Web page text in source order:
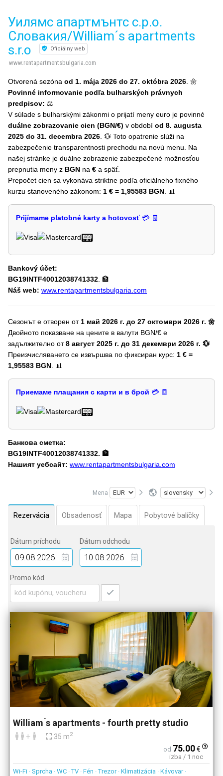
Уилямс апартмънтс с.р.о.
Словакия/William´s apartments
s.r.o
Oficiálny web
www.rentapartmentsbulgaria.com
Otvorená sezóna od 1. mája 2026 do 27. októbra 2026 . 🌼
Povinné informovanie podľa bulharských právnych
predpisov: ⚖️
V súlade s bulharskými zákonmi o prijatí meny euro je povinné
duálne zobrazovanie cien (BGN/€) v období od 8. augusta
2025 do 31. decembra 2026 . 💱 Toto opatrenie slúži na
zabezpečenie transparentnosti prechodu na novú menu. Na
našej stránke je duálne zobrazenie zabezpečené možnosťou
prepnutia meny z BGN na € a späť.
Prepočet cien sa vykonáva striktne podľa oficiálneho fixného
kurzu stanoveného zákonom: 1 € = 1,95583 BGN . 📊
Prijímame platobné karty a hotovosť 💳 🧾
📟
Bankový účet:
BG19INTF40012038741332 . 🏦
Náš web: www.rentapartmentsbulgaria.com
Сезонът е отворен от 1 май 2026 г. до 27 октомври 2026 г. 🌼
Двойното показване на цените в валути BGN/€ е
задължително от8 август 2025 г. до 31 декември 2026 г. 💱
Преизчисляването се извършва по фиксиран курс: 1 € =
1,95583 BGN . 📊
Приемаме плащания с карти и в брой 💳 🧾
📟
Банкова сметка:
BG19INTF40012038741332. 🏦
Нашият уебсайт: www.rentapartmentsbulgaria.com
Mena
Rezervácia Obsadenosť Mapa Pobytové balíčky
Dátum príchodu Dátum odchodu
Promo kód
William ́s apartments - fourth pretty studio
+ 35 m2
od 75.00€
izba / 1 noc
Wi-Fi · Sprcha · WC · TV · Fén · Trezor · Klimatizácia · Kávovar ·